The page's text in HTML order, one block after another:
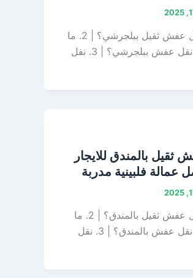
1. لماذا شركة نقل عفش ثقيل ببلجرشي؟ | 2. ما
هي افضل شركة نقل عفش ببلجرشي؟ | 3. نقل
بالمندق للايجار
1. لماذا شركة نقل عفش ثقيل بالمندق؟ | 2. ما
هي افضل شركة نقل عفش بالمندق؟ | 3. نقل